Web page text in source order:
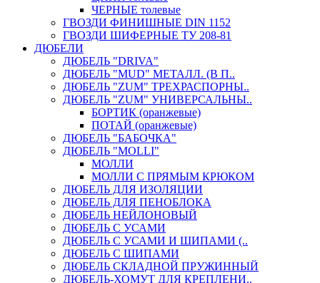
ЧЕРНЫЕ толевые
ГВОЗДИ ФИНИШНЫЕ DIN 1152
ГВОЗДИ ШИФЕРНЫЕ ТУ 208-81
ДЮБЕЛИ
ДЮБЕЛЬ "DRIVA"
ДЮБЕЛЬ "MUD" МЕТАЛЛ. (В П..
ДЮБЕЛЬ "ZUM" ТРЕХРАСПОРНЫ..
ДЮБЕЛЬ "ZUM" УНИВЕРСАЛЬНЫ..
БОРТИК (оранжевые)
ПОТАЙ (оранжевые)
ДЮБЕЛЬ "БАБОЧКА"
ДЮБЕЛЬ "МOLLI"
МОЛЛИ
МОЛЛИ С ПРЯМЫМ КРЮКОМ
ДЮБЕЛЬ ДЛЯ ИЗОЛЯЦИИ
ДЮБЕЛЬ ДЛЯ ПЕНОБЛОКА
ДЮБЕЛЬ НЕЙЛОНОВЫЙ
ДЮБЕЛЬ С УСАМИ
ДЮБЕЛЬ С УСАМИ И ШИПАМИ (..
ДЮБЕЛЬ С ШИПАМИ
ДЮБЕЛЬ СКЛАДНОЙ ПРУЖИННЫЙ
ДЮБЕЛЬ-ХОМУТ ДЛЯ КРЕПЛЕНИ..